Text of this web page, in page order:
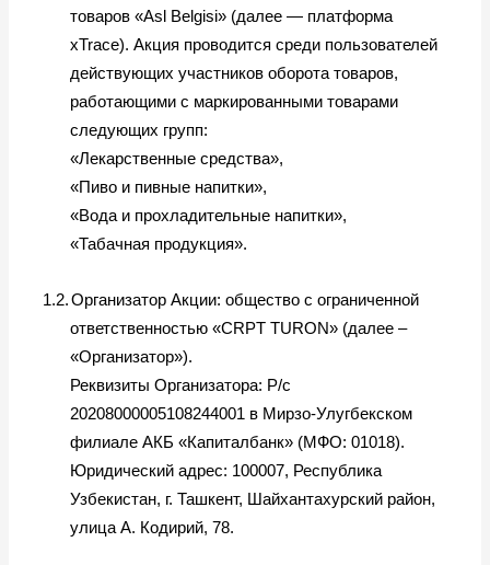
товаров «Asl Belgisi» (далее — платформа
xTrace). Акция проводится среди пользователей
действующих участников оборота товаров,
работающими с маркированными товарами
следующих групп:
«Лекарственные средства»,
«Пиво и пивные напитки»,
«Вода и прохладительные напитки»,
«Табачная продукция».
1.2.Организатор Акции: общество с ограниченной
ответственностью «CRPT TURON» (далее –
«Организатор»).
Реквизиты Организатора: Р/с
20208000005108244001 в Мирзо-Улугбекском
филиале АКБ «Капиталбанк» (МФО: 01018).
Юридический адрес: 100007, Республика
Узбекистан, г. Ташкент, Шайхантахурский район,
улица А. Кодирий, 78.